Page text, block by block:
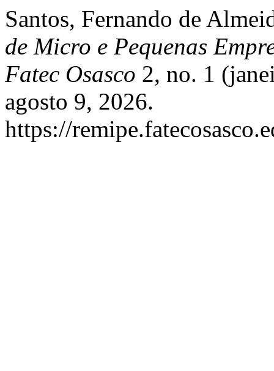
Santos, Fernando de
de Micro e Pequenas
Fatec Osasco 2, no. 1
agosto 9, 2026.
https://